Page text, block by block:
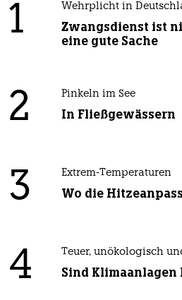
1 Wehrplicht in
Zwangsdienst ist
eine gute Sache
2 Pinkeln im See
In Fließgewässern
3 Extrem-Temperaturen
Wo die
4 Teuer, unökologisch
Sind Klimaanlagen